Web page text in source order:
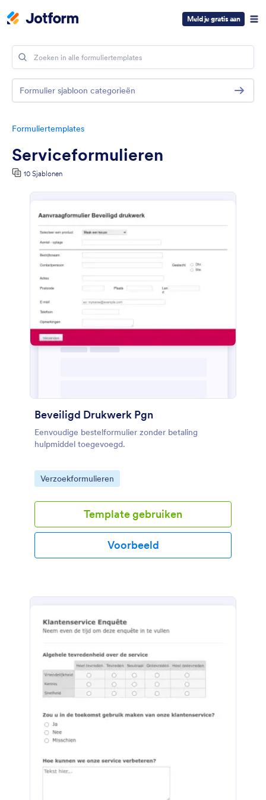
Meld je gratis aan
Formuliertemplates
Serviceformulieren
10 Sjablonen
Beveiligd Drukwerk Pgn
Eenvoudige bestelformulier zonder betaling
hulpmiddel toegevoegd.
Go to Category:
Verzoekformulieren
Template gebruiken
Voorbeeld
Formulier sjabloon categorieën